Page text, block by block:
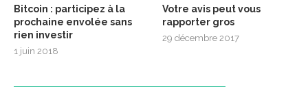
Bitcoin : participez à la
prochaine envolée sans
rien investir
1 juin 2018
Votre avis peut vous
rapporter gros
29 décembre 2017